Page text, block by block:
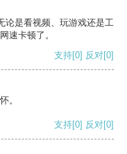
论是看视频、玩游戏还是工
速卡顿了。
支持[0] 反对[0]
。
支持[0] 反对[0]